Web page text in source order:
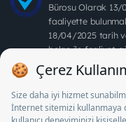
Bürosu Olarak
faaliyette
18/04/2025 tarih
belge ile faaliyet
arayanlardan ücret